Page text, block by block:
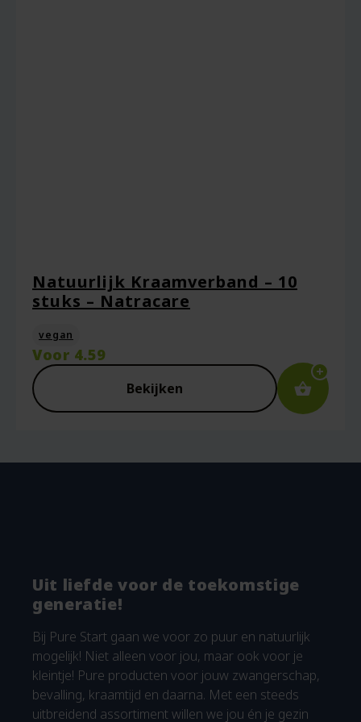
Natuurlijk Kraamverband – 10
stuks – Natracare
vegan
Voor 4.59
Bekijken
Uit liefde voor de toekomstige
generatie!
Bij Pure Start gaan we voor zo puur en natuurlijk
mogelijk! Niet alleen voor jou, maar ook voor je
kleintje! Pure producten voor jouw zwangerschap,
bevalling, kraamtijd en daarna. Met een steeds
uitbreidend assortiment willen we jou én je gezin